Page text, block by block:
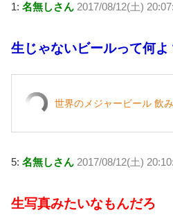
tt
er
e
n
a
c
b
o
o
k
e
er
n
ot
e
1: 名無しさん 2017/08/12(土)
生じゃないビールって何よ
世界のメジャービール 飲
5: 名無しさん 2017/08/12(土)
生写真みたいなもんだろ